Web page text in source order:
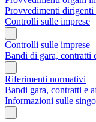
Provvedimenti dirigenti
Controlli sulle imprese
Controlli sulle imprese
Bandi di gara, contratti
Riferimenti normativi
Bandi gara, contratti e
Informazioni sulle